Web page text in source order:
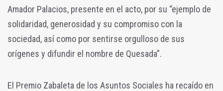
Amador Palacios, presente en el acto, por su “ejemplo de
solidaridad, generosidad y su compromiso con la
sociedad, así como por sentirse orgulloso de sus
orígenes y difundir el nombre de Quesada”.
El Premio Zabaleta de los Asuntos Sociales ha recaído en